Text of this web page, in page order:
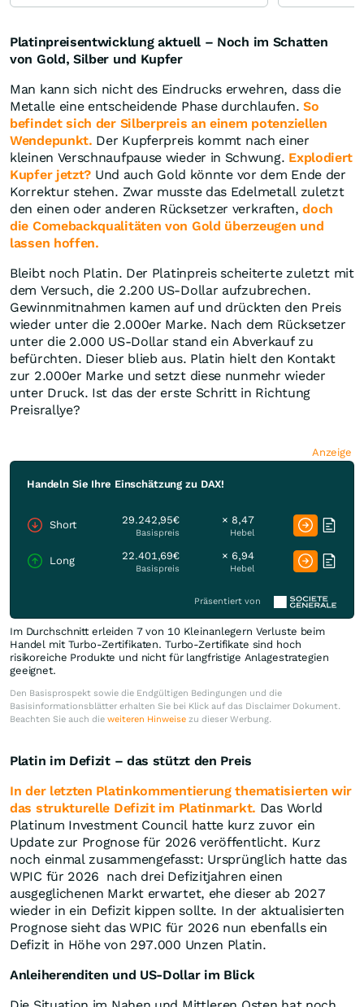
Platinpreisentwicklung aktuell – Noch im Schatten
von Gold, Silber und Kupfer
Man kann sich nicht des Eindrucks erwehren, dass die
Metalle eine entscheidende Phase durchlaufen.So
befindet sich der Silberpreis an einem potenziellen
Wendepunkt. Der Kupferpreis kommt nach einer
kleinen Verschnaufpause wieder in Schwung. Explodiert
Kupfer jetzt? Und auch Gold könnte vor dem Ende der
Korrektur stehen. Zwar musste das Edelmetall zuletzt
den einen oder anderen Rücksetzer verkraften,doch
die Comebackqualitäten von Gold überzeugen und
lassen hoffen.
Bleibt noch Platin. Der Platinpreis scheiterte zuletzt mit
dem Versuch, die 2.200 US-Dollar aufzubrechen.
Gewinnmitnahmen kamen auf und drückten den Preis
wieder unter die 2.000er Marke. Nach dem Rücksetzer
unter die 2.000 US-Dollar stand ein Abverkauf zu
befürchten. Dieser blieb aus. Platin hielt den Kontakt
zur 2.000er Marke und setzt diese nunmehr wieder
unter Druck. Ist das der erste Schritt in Richtung
Preisrallye?
Anzeige
Handeln Sie Ihre Einschätzung zu DAX!
Short 29.242,95€
Basispreis
× 8,47
Hebel
Long 22.401,69€
Basispreis
× 6,94
Hebel
Präsentiert von
Im Durchschnitt erleiden 7 von 10 Kleinanlegern Verluste beim
Handel mit Turbo-Zertifikaten. Turbo-Zertifikate sind hoch
risikoreiche Produkte und nicht für langfristige Anlagestrategien
geeignet.
Den Basisprospekt sowie die Endgültigen Bedingungen und die
Basisinformationsblätter erhalten Sie bei Klick auf das Disclaimer Dokument.
Beachten Sie auch die weiteren Hinweise zu dieser Werbung.
Platin im Defizit – das stützt den Preis
In der letzten Platinkommentierung thematisierten wir
das strukturelle Defizit im Platinmarkt. Das World
Platinum Investment Council hatte kurz zuvor ein
Update zur Prognose für 2026 veröffentlicht. Kurz
noch einmal zusammengefasst: Ursprünglich hatte das
WPIC für 2026 nach drei Defizitjahren einen
ausgeglichenen Markt erwartet, ehe dieser ab 2027
wieder in ein Defizit kippen sollte. In der aktualisierten
Prognose sieht das WPIC für 2026 nun ebenfalls ein
Defizit in Höhe von 297.000 Unzen Platin.
Anleiherenditen und US-Dollar im Blick